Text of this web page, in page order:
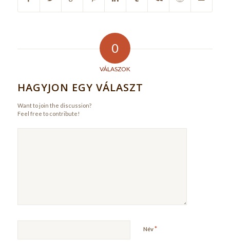
0
VÁLASZOK
HAGYJON EGY VÁLASZT
Want to join the discussion?
Feel free to contribute!
Név*